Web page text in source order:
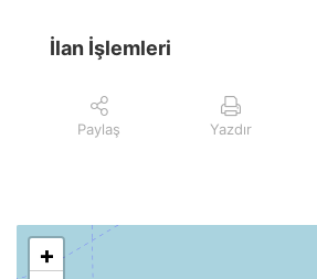
İlan İşlemleri
Paylaş Yazdır
+